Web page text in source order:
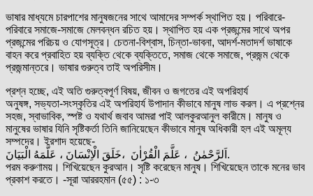
ভাষার মাধ্যমে চারপাশের মানুষজনের সাথে আমাদের সম্পর্ক স্থাপিত হয়। পরিবারে-
পরিবারে সমাজে-সমাজে মেলবন্ধন রচিত হয়। স্থাপিত হয় এক প্রজন্মের সাথে অপর
প্রজন্মের পরিচয় ও যোগসূত্র। চেতনা-বিশ্বাস, চিন্তা-ভাবনা, আদর্শ-মতাদর্শ ভাষাকে
বাহন করে প্রবাহিত হয় ব্যক্তি থেকে ব্যক্তিতে, সমাজ থেকে সমাজে, প্রজন্ম থেকে
প্রজন্মান্তরে। ভাষার গুরুত্ব তাই অপরিসীম।
প্রশ্ন হচ্ছে, এই অতি গুরুত্বপূর্ণ বিষয়, জীবন ও জগতের এই অপরিহার্য
অনুষঙ্গ, সভ্যতা-সংস্কৃতির এই অপরিহার্য উপাদান কীভাবে মানুষ লাভ করল। এ প্রশ্নের
সহজ, স্বাভাবিক, স্পষ্ট ও যথার্থ জবাব আমরা পাই আলকুরআনুল কারীমে। মানুষ ও
মানুষের ভাষার যিনি সৃষ্টিকর্তা তিনি জানিয়েছেন কীভাবে মানুষ অধিকারী হল এই অমূল্য
সম্পদের। ইরশাদ হয়েছে-
اَلرَّحْمٰنُ ، عَلَّمَ الْقُرْاٰنَ ،خَلَقَ الْاِنْسَانَ ، عَلَّمَهُ الْبَیَانَ.
পরম করুণাময়। শিখিয়েছেন কুরআন। সৃষ্টি করেছেন মানুষ। শিখিয়েছেন তাকে মনের ভাব
প্রকাশ করতে। -সূরা আররহমান (৫৫) : ১-৩